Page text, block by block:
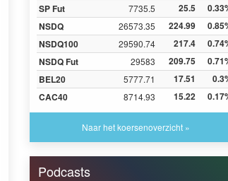
SP Fut
7735.5 25.5
NSDQ
26573.35 224.99
NSDQ100
29590.74 217.4
NSDQ Fut
29583 209.75
BEL20
5777.71 17.51
CAC40
8714.93 15.22
Naar het koersenoverzicht »
Podcasts